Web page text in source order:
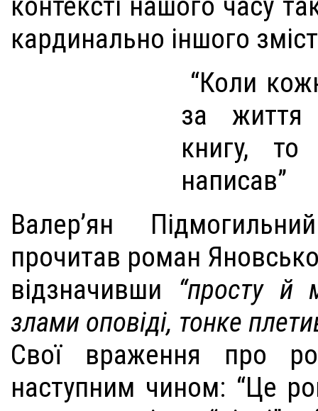
кардинально іншого
“Коли
за життя
книгу,
написав”
Валер’ян
прочитав роман
відзначивши “просту й
злами оповіді, тонке
Свої враження про
наступним чином: “Це